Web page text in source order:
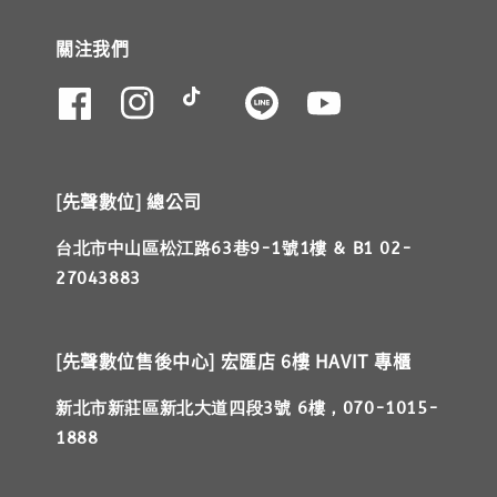
關注我們
[先聲數位] 總公司
台北市中山區松江路63巷9-1號1樓 & B1 02-
27043883
[先聲數位售後中心] 宏匯店 6樓 HAVIT 專櫃
新北市新莊區新北大道四段3號 6樓，070-1015-
1888